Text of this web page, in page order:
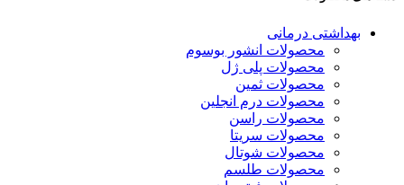
بهداشتی درمانی
محصولات انشور بوسوم
محصولات پلی ژل
محصولات ثمین
محصولات درم انجلین
محصولات راسن
محصولات سریتا
محصولات شوتال
محصولات طلسم